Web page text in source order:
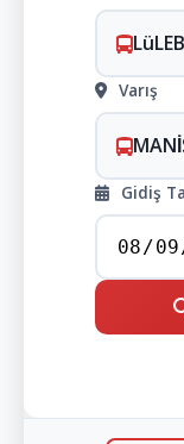
Varış
Gidiş